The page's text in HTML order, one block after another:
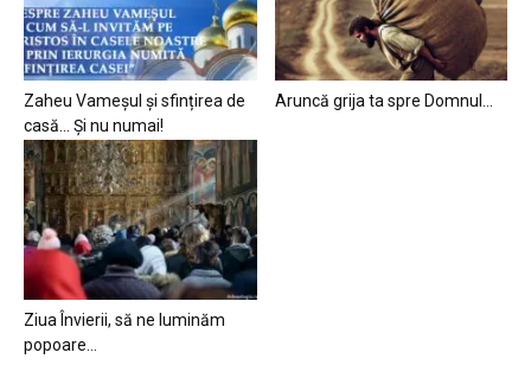
Zaheu Vameșul și sfințirea de
casă… Și nu numai!
Aruncă grija ta spre Domnul…
Ziua Învierii, să ne luminăm
popoare…